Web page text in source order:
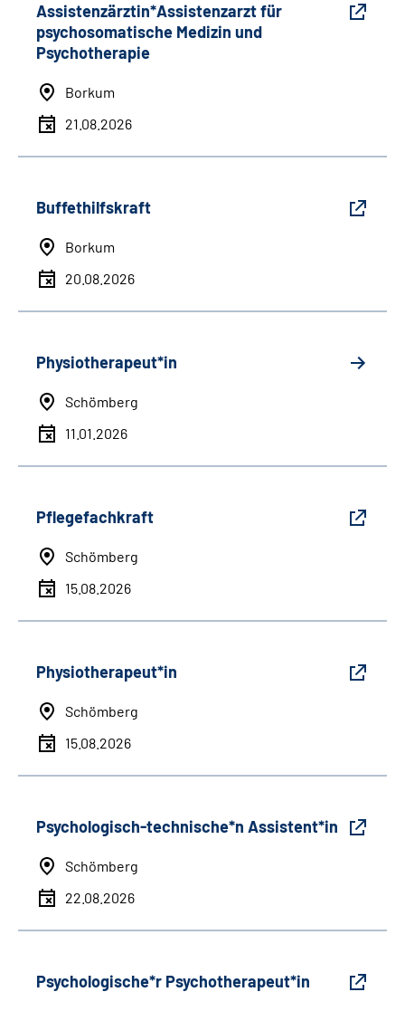
Assistenzärztin*Assistenzarzt für
psychosomatische Medizin und
Psychotherapie
Borkum
21.08.2026
Buffethilfskraft
Borkum
20.08.2026
Physiotherapeut*in
Schömberg
11.01.2026
Pflegefachkraft
Schömberg
15.08.2026
Physiotherapeut*in
Schömberg
15.08.2026
Psychologisch-technische*n Assistent*in
Schömberg
22.08.2026
Psychologische*r Psychotherapeut*in